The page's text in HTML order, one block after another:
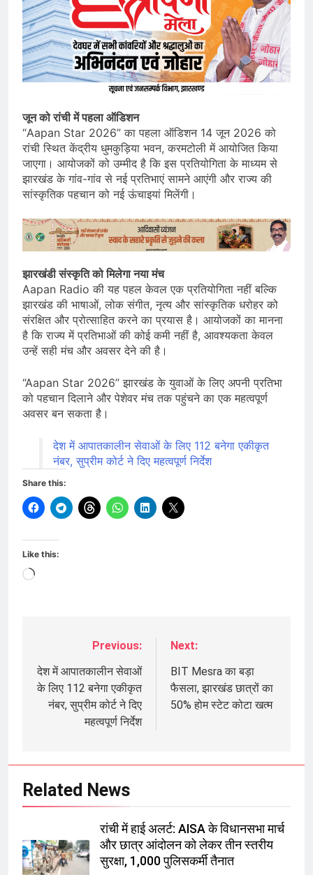
जून को रांची में पहला ऑडिशन
“Aapan Star 2026” का पहला ऑडिशन 14 जून 2026 को
रांची स्थित केंद्रीय धुमकुड़िया भवन, करमटोली में आयोजित किया
जाएगा। आयोजकों को उम्मीद है कि इस प्रतियोगिता के माध्यम से
झारखंड के गांव-गांव से नई प्रतिभाएं सामने आएंगी और राज्य की
सांस्कृतिक पहचान को नई ऊंचाइयां मिलेंगी।
झारखंडी संस्कृति को मिलेगा नया मंच
Aapan Radio की यह पहल केवल एक प्रतियोगिता नहीं बल्कि
झारखंड की भाषाओं, लोक संगीत, नृत्य और सांस्कृतिक धरोहर को
संरक्षित और प्रोत्साहित करने का प्रयास है। आयोजकों का मानना
है कि राज्य में प्रतिभाओं की कोई कमी नहीं है, आवश्यकता केवल
उन्हें सही मंच और अवसर देने की है।
“Aapan Star 2026” झारखंड के युवाओं के लिए अपनी प्रतिभा
को पहचान दिलाने और पेशेवर मंच तक पहुंचने का एक महत्वपूर्ण
अवसर बन सकता है।
देश में आपातकालीन सेवाओं के लिए 112 बनेगा एकीकृत
नंबर, सुप्रीम कोर्ट ने दिए महत्वपूर्ण निर्देश
Share this:
Like this:
Loading…
navigation
Previous:
देश में आपातकालीन सेवाओं
के लिए 112 बनेगा एकीकृत
नंबर, सुप्रीम कोर्ट ने दिए
महत्वपूर्ण निर्देश
Next:
BIT Mesra का बड़ा
फैसला, झारखंड छात्रों का
50% होम स्टेट कोटा खत्म
Related News
रांची में हाई अलर्ट: AISA के विधानसभा मार्च
और छात्र आंदोलन को लेकर तीन स्तरीय
सुरक्षा, 1,000 पुलिसकर्मी तैनात